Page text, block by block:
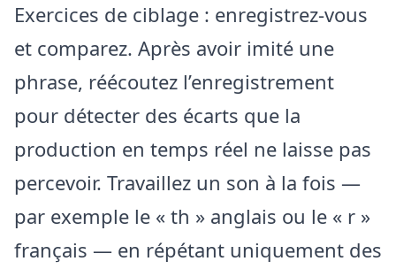
Exercices de ciblage : enregistrez‑vous
et comparez. Après avoir imité une
phrase, réécoutez l’enregistrement
pour détecter des écarts que la
production en temps réel ne laisse pas
percevoir. Travaillez un son à la fois —
par exemple le « th » anglais ou le « r »
français — en répétant uniquement des